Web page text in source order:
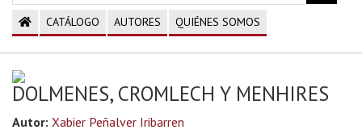
CATÁLOGO AUTORES QUIÉNES SOMOS
DOLMENES, CROMLECH Y MENHIRES
Autor: Xabier Peñalver Iribarren